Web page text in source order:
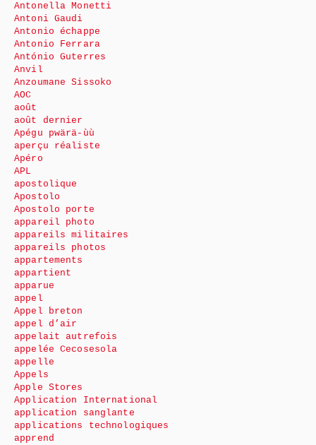
Antonella Monetti
Antoni Gaudi
Antonio échappe
Antonio Ferrara
António Guterres
Anvil
Anzoumane Sissoko
AOC
août
août dernier
Apégu pwärä-ùù
aperçu réaliste
Apéro
APL
apostolique
Apostolo
Apostolo porte
appareil photo
appareils militaires
appareils photos
appartements
appartient
apparue
appel
Appel breton
appel d’air
appelait autrefois
appelée Cecosesola
appelle
Appels
Apple Stores
Application International
application sanglante
applications technologiques
apprend